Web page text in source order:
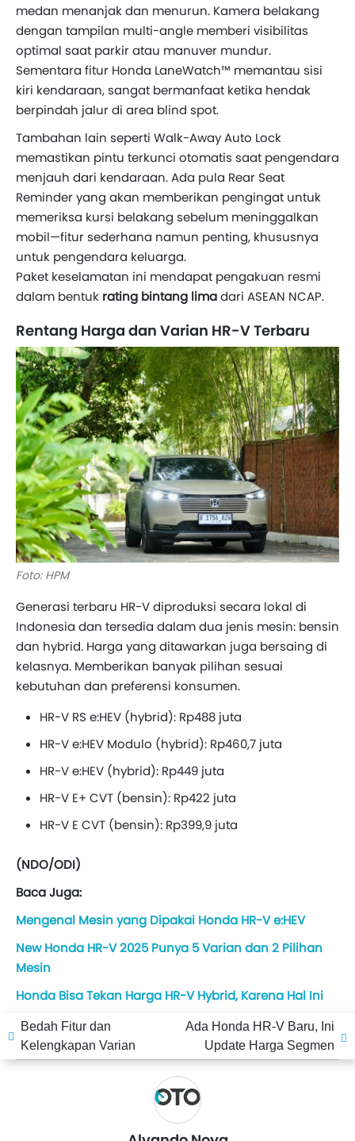
medan menanjak dan menurun. Kamera belakang
dengan tampilan multi-angle memberi visibilitas
optimal saat parkir atau manuver mundur.
Sementara fitur Honda LaneWatch™ memantau sisi
kiri kendaraan, sangat bermanfaat ketika hendak
berpindah jalur di area blind spot.
Tambahan lain seperti Walk-Away Auto Lock
memastikan pintu terkunci otomatis saat pengendara
menjauh dari kendaraan. Ada pula Rear Seat
Reminder yang akan memberikan pengingat untuk
memeriksa kursi belakang sebelum meninggalkan
mobil—fitur sederhana namun penting, khususnya
untuk pengendara keluarga.
Paket keselamatan ini mendapat pengakuan resmi
dalam bentuk rating bintang limadari ASEAN NCAP.
Rentang Harga dan Varian HR-V Terbaru
Foto: HPM
Generasi terbaru HR-V diproduksi secara lokal di
Indonesia dan tersedia dalam dua jenis mesin: bensin
dan hybrid. Harga yang ditawarkan juga bersaing di
kelasnya. Memberikan banyak pilihan sesuai
kebutuhan dan preferensi konsumen.
HR-V RS e:HEV (hybrid): Rp488 juta
HR-V e:HEV Modulo (hybrid): Rp460,7 juta
HR-V e:HEV (hybrid): Rp449 juta
HR-V E+ CVT (bensin): Rp422 juta
HR-V E CVT (bensin): Rp399,9 juta
(NDO/ODI)
Baca Juga:
Mengenal Mesin yang Dipakai Honda HR-V e:HEV
New Honda HR-V 2025 Punya 5 Varian dan 2 Pilihan
Mesin
Honda Bisa Tekan Harga HR-V Hybrid, Karena Hal Ini
Bedah Fitur dan
Kelengkapan Varian
Honda HR-V e:HEV
Ada Honda HR-V Baru, Ini
Update Harga Segmen
SUV Kompak Terkini